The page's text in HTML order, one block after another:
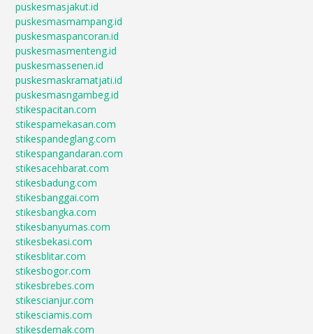
puskesmasjakut.id
puskesmasmampang.id
puskesmaspancoran.id
puskesmasmenteng.id
puskesmassenen.id
puskesmaskramatjati.id
puskesmasngambeg.id
stikespacitan.com
stikespamekasan.com
stikespandeglang.com
stikespangandaran.com
stikesacehbarat.com
stikesbadung.com
stikesbanggai.com
stikesbangka.com
stikesbanyumas.com
stikesbekasi.com
stikesblitar.com
stikesbogor.com
stikesbrebes.com
stikescianjur.com
stikesciamis.com
stikesdemak.com